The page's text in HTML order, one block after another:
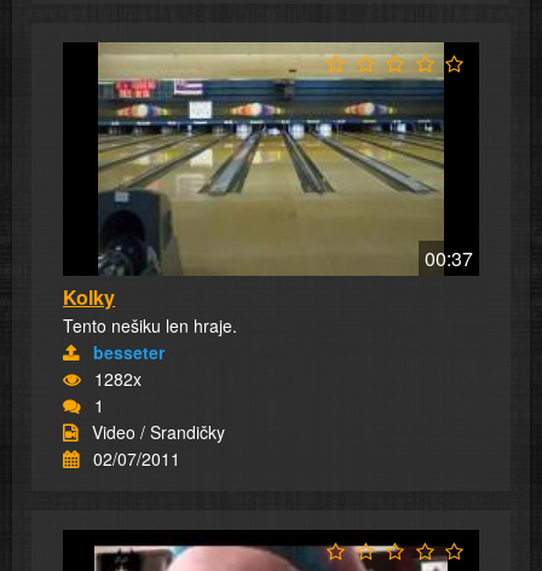
00:37
Kolky
Tento nešiku len hraje.
besseter
1282x
1
Video / Srandičky
02/07/2011